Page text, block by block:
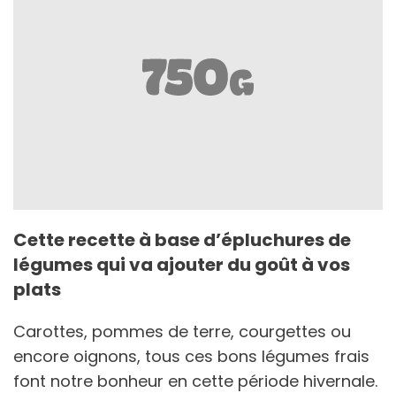
Cette recette à base d’épluchures de
légumes qui va ajouter du goût à vos
plats
Carottes, pommes de terre, courgettes ou
encore oignons, tous ces bons légumes frais
font notre bonheur en cette période hivernale.